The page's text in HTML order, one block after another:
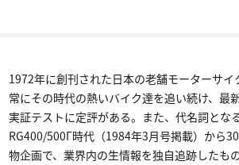
1972年に創刊された日本の老舗モーターサイ
常にその時代の熱いバイク達を追い続け、最
実証テストに定評がある。また、代名詞とな
RG400/500Γ時代（1984年3月号掲載）から
物企画で、業界内の生情報を独自追跡したも